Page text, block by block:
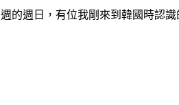
週日，有位我剛來到韓國時認